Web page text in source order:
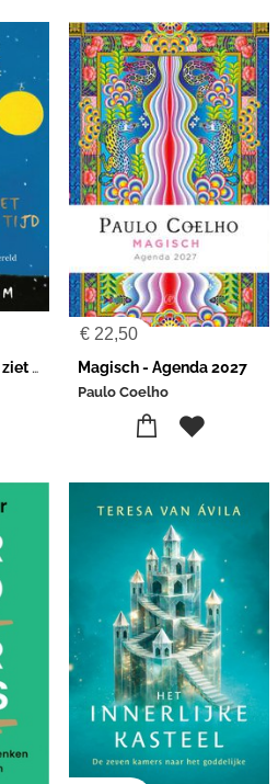
Dingen die je alleen ziet als je er de tijd voor neemt
€ 22,50
Magisch - Agenda 2027
Paulo Coelho